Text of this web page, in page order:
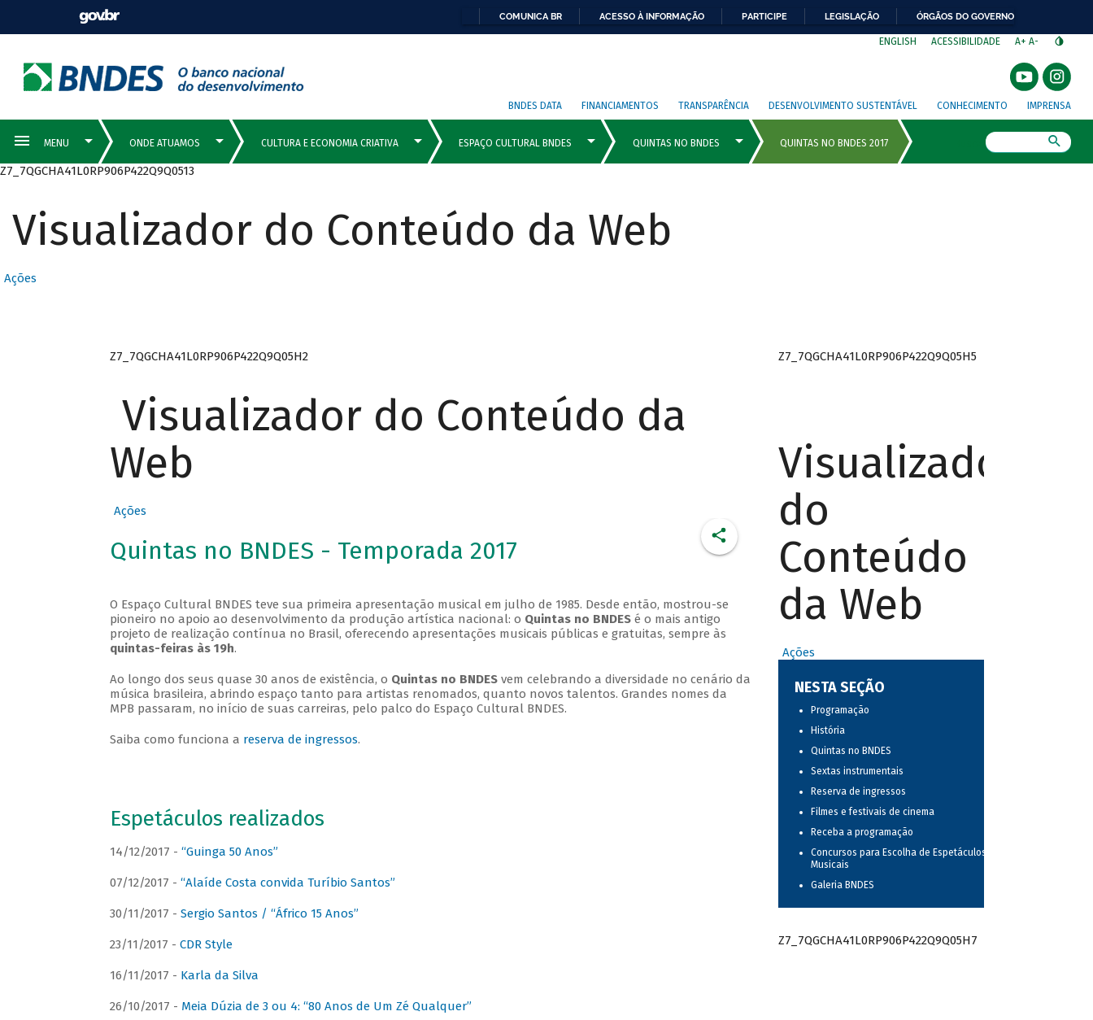
COMUNICA BR ACESSO À INFORMAÇÃO PARTICIPE LEGISLAÇÃO ÓRGÃOS DO GOVERNO
ENGLISH ACESSIBILIDADE A+ A-
BNDES DATA FINANCIAMENTOS TRANSPARÊNCIA DESENVOLVIMENTO SUSTENTÁVEL CONHECIMENTO IMPRENSA
Z7_7QGCHA41L0RP906P422Q9Q0513
Visualizador do Conteúdo da Web
Ações
Z7_7QGCHA41L0RP906P422Q9Q05H2
Visualizador do Conteúdo da
Web
Ações
Quintas no BNDES - Temporada 2017
O Espaço Cultural BNDES teve sua primeira apresentação musical em julho de 1985. Desde então, mostrou-se
pioneiro no apoio ao desenvolvimento da produção artística nacional: o Quintas no BNDESé o mais antigo
projeto de realização contínua no Brasil, oferecendo apresentações musicais públicas e gratuitas, sempre às
quintas-feiras às 19h.
Ao longo dos seus quase 30 anos de existência, o Quintas no BNDESvem celebrando a diversidade no cenário da
música brasileira, abrindo espaço tanto para artistas renomados, quanto novos talentos. Grandes nomes da
MPB passaram, no início de suas carreiras, pelo palco do Espaço Cultural BNDES.
Saiba como funciona a reserva de ingressos.
Espetáculos realizados
14/12/2017 - “Guinga 50 Anos”
07/12/2017 - “Alaíde Costa convida Turíbio Santos”
30/11/2017 - Sergio Santos / “Áfrico 15 Anos”
23/11/2017 - CDR Style
16/11/2017 - Karla da Silva
26/10/2017 - Meia Dúzia de 3 ou 4: “80 Anos de Um Zé Qualquer”
Z7_7QGCHA41L0RP906P422Q9Q05H5
Visualizador
do
Conteúdo
da Web
Ações
NESTA SEÇÃO
Programação
História
Quintas no BNDES
Sextas instrumentais
Reserva de ingressos
Filmes e festivais de cinema
Receba a programação
Concursos para Escolha de Espetáculos
Musicais
Galeria BNDES
Z7_7QGCHA41L0RP906P422Q9Q05H7